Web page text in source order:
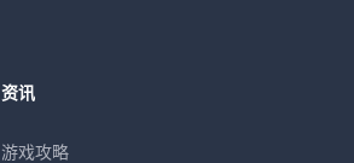
资讯
游戏攻略